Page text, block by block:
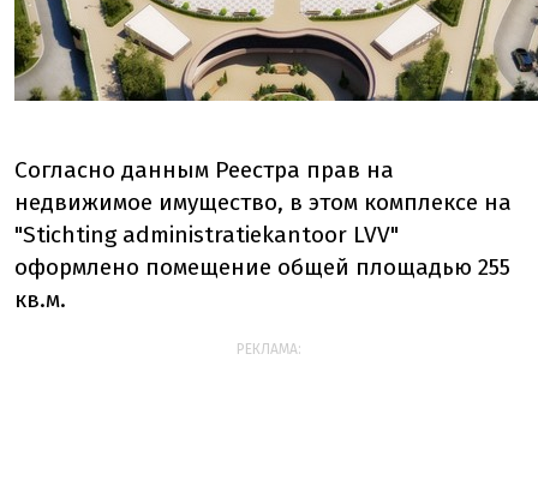
Согласно данным Реестра прав на
недвижимое имущество, в этом комплексе на
"Stichting administratiekantoor LVV"
оформлено помещение общей площадью 255
кв.м.
РЕКЛАМА: